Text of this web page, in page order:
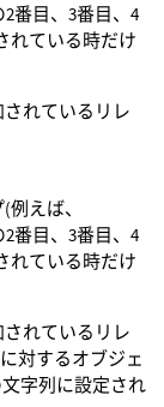
2番目、3番目、4
れている時だけ
れているリレ
えば、
2番目、3番目、4
れている時だけ
れているリレ
対するオブジェ
字列に設定され